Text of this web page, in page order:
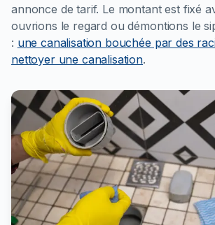
annonce de tarif. Le montant est fixé
ouvrions le regard ou démontions le
: une canalisation bouchée par des
nettoyer une canalisation.